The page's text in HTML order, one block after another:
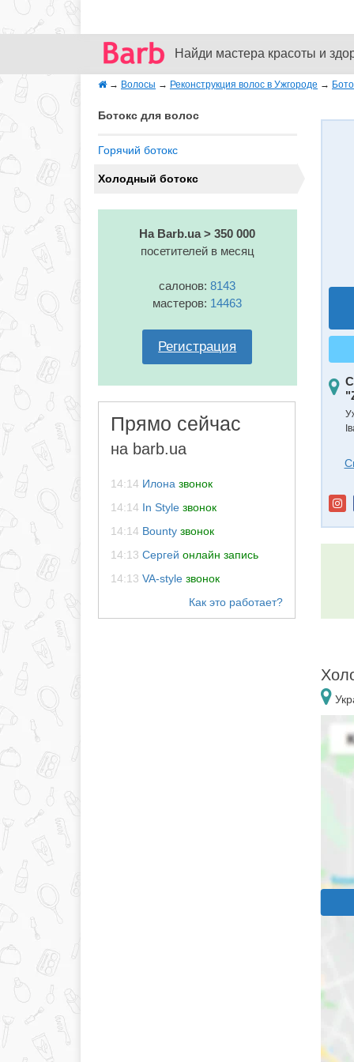
Найди мастера красоты и
→ Волосы → Реконструкция волос в Ужгороде →
Ботокс для волос
Горячий ботокс
Холодный ботокс
На Barb.ua > 350 000
посетителей в месяц
салонов:8143
мастеров: 14463
Регистрация
Прямо сейчас
на barb.ua
14:14 Илона звонок
14:14 In Style звонок
14:14 Bounty звонок
14:13 Сергей онлайн запись
14:13 VA-style звонок